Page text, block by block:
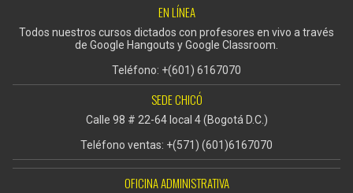
EN LÍNEA
Todos nuestros cursos dictados con profesores en vivo a través
de Google Hangouts y Google Classroom.
Teléfono: +(601) 6167070
SEDE CHICÓ
Calle 98 # 22-64 local 4 (Bogotá D.C.)
Teléfono ventas: +(571) (601)6167070
OFICINA ADMINISTRATIVA